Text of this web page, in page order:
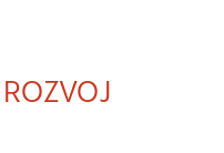
ROZVOJ